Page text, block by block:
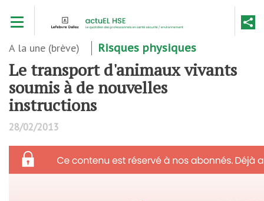
contenu
A la une (brève) Risques physiques
Le transport d'animaux vivants
soumis à de nouvelles
instructions
28/02/2013